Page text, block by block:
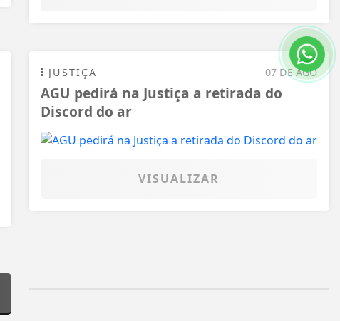
07 DE AGO
JUSTIÇA
AGU pedirá na Justiça a retirada do
Discord do ar
VISUALIZAR